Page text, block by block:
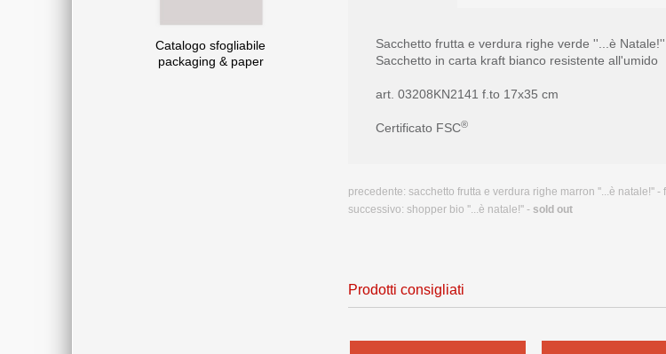
Catalogo sfogliabile
packaging & paper
Sacchetto frutta e verdura righe verde ''...è Natale!''
Sacchetto in carta kraft bianco resistente all'umido
art. 03208KN2141 f.to 17x35 cm
Certificato FSC®
precedente: sacchetto frutta e verdura righe marron ''...è natale!'' -
successivo: shopper bio ''...è natale!'' - sold out
Prodotti consigliati